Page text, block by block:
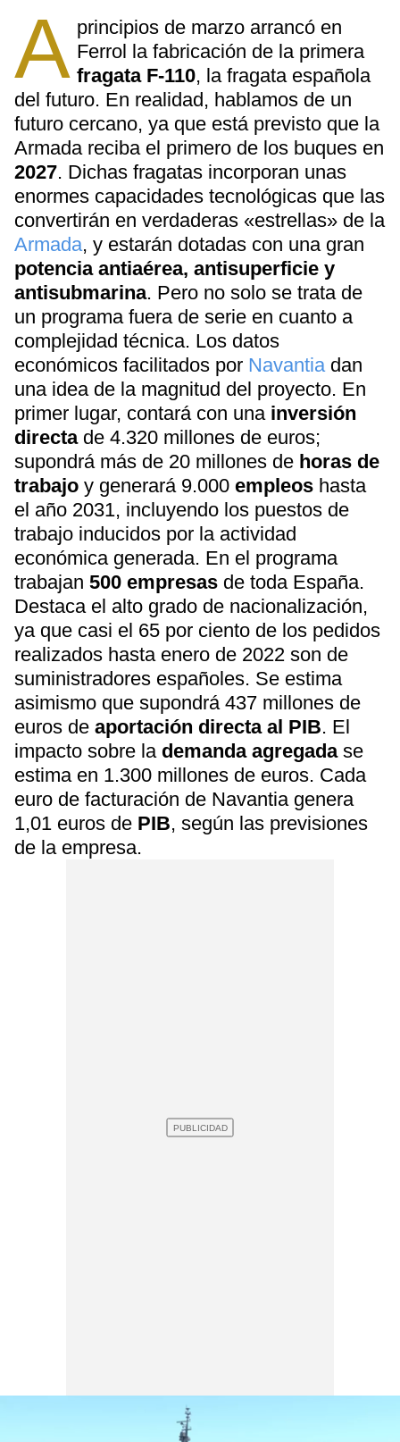
A principios de marzo arrancó en
Ferrol la fabricación de la primera
fragata F-110, la fragata española
del futuro. En realidad, hablamos de un
futuro cercano, ya que está previsto que la
Armada reciba el primero de los buques en
2027. Dichas fragatas incorporan unas
enormes capacidades tecnológicas que las
convertirán en verdaderas «estrellas» de la
Armada, y estarán dotadas con una gran
potencia antiaérea, antisuperficie y
antisubmarina. Pero no solo se trata de
un programa fuera de serie en cuanto a
complejidad técnica. Los datos
económicos facilitados por Navantia dan
una idea de la magnitud del proyecto. En
primer lugar, contará con una inversión
directade 4.320 millones de euros;
supondrá más de 20 millones de horas de
trabajo y generará 9.000 empleos hasta
el año 2031, incluyendo los puestos de
trabajo inducidos por la actividad
económica generada. En el programa
trabajan 500 empresas de toda España.
Destaca el alto grado de nacionalización,
ya que casi el 65 por ciento de los pedidos
realizados hasta enero de 2022 son de
suministradores españoles. Se estima
asimismo que supondrá 437 millones de
euros de aportación directa al PIB. El
impacto sobre la demanda agregadase
estima en 1.300 millones de euros. Cada
euro de facturación de Navantia genera
1,01 euros de PIB, según las previsiones
de la empresa.